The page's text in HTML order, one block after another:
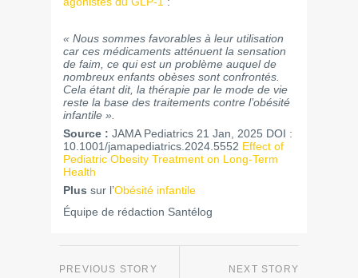
« Nous sommes favorables à leur utilisation
car ces médicaments atténuent la sensation
de faim, ce qui est un problème auquel de
nombreux enfants obèses sont confrontés.
Cela étant dit, la thérapie par le mode de vie
reste la base des traitements contre l’obésité
infantile ».
Source : JAMA Pediatrics 21 Jan, 2025 DOI :
10.1001/jamapediatrics.2024.5552 Effect of
Pediatric Obesity Treatment on Long-Term
Health
Plus sur l’Obésité infantile
Équipe de rédaction Santélog